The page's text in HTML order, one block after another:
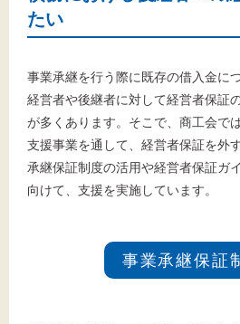
たい
事業承継を行う際に既存の借入金に
経営者や後継者に対して経営者保証
が多くあります。そこで、商工会で
支援事業を通して、経営者保証を外
承継保証制度の活用や経営者保証ガ
向けて、支援を実施しています。
事業承継保証